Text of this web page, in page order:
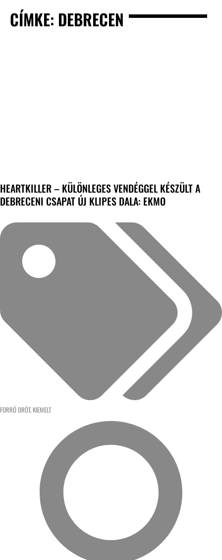
CÍMKE: DEBRECEN
HEARTKILLER – KÜLÖNLEGES VENDÉGGEL KÉSZÜLT A
DEBRECENI CSAPAT ÚJ KLIPES DALA: EKMO
FORRÓ DRÓT, KIEMELT